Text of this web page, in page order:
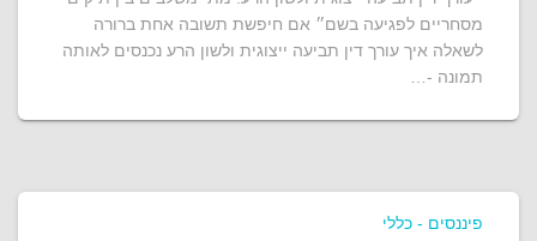
מסחריים לפגיעה בשם״ אם חיפשת תשובה אחת ברורה
לשאלה איך עורך דין תביעה ייצוגית ולשון הרע נכנסים לאותה
תמונה -…
פיננסים - כללי